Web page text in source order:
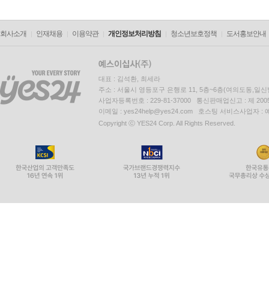
회사소개 인재채용 이용약관 개인정보처리방침 청소년보호정책 도서홍보안내
대표 : 김석환, 최세라
주소 : 서울시 영등포구 은행로 11, 5층~6층(여의도동,일신
사업자등록번호 : 229-81-37000 통신판매업신고 : 제
이메일 : yes24help@yes24.com 호스팅 서비스사업자 :
Copyright ⓒ YES24 Corp. All Rights Reserved.